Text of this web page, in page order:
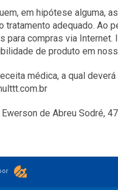
em hipótese alguma,
adequado. Ao
compras via
de produto em
médica, a qual
de Abreu Sodré,